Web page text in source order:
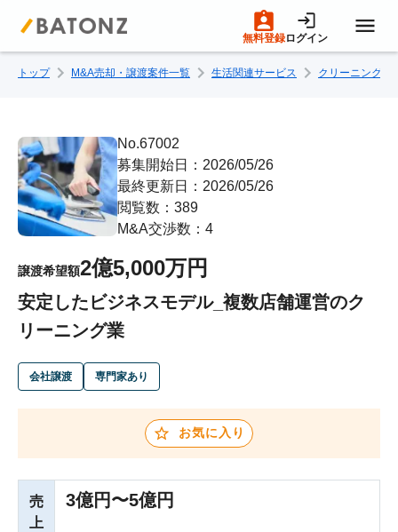
無料登録ログイン
トップページ
M&A案件一覧
売りたい方へ
買いたい方へ
成約事例
M&A専門家の方へ
トップ M&A売却・譲渡案件一覧 生活関連サービス クリーニング
No.67002
募集開始日：2026/05/26
最終更新日：2026/05/26
閲覧数：389
M&A交渉数：4
譲渡希望額2億5,000万円
安定したビジネスモデル_複数店舗運営のク
リーニング業
会社譲渡 専門家あり
お気に入り
売
上
3億円〜5億円